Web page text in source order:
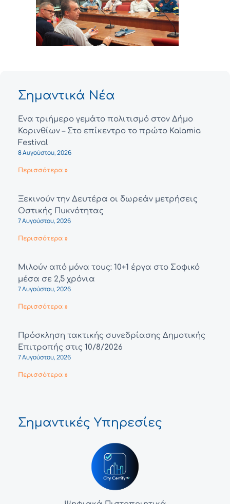
Σημαντικά Νέα
Ένα τριήμερο γεμάτο πολιτισμό στον Δήμο
Κορινθίων – Στο επίκεντρο το πρώτο Kalamia
Festival
8 Αυγούστου, 2026
Περισσότερα »
Ξεκινούν την Δευτέρα οι δωρεάν μετρήσεις
Οστικής Πυκνότητας
7 Αυγούστου, 2026
Περισσότερα »
Μιλούν από μόνα τους: 10+1 έργα στο Σοφικό
μέσα σε 2,5 χρόνια
7 Αυγούστου, 2026
Περισσότερα »
Πρόσκληση τακτικής συνεδρίασης Δημοτικής
Επιτροπής στις 10/8/2026
7 Αυγούστου, 2026
Περισσότερα »
Σημαντικές Υπηρεσίες